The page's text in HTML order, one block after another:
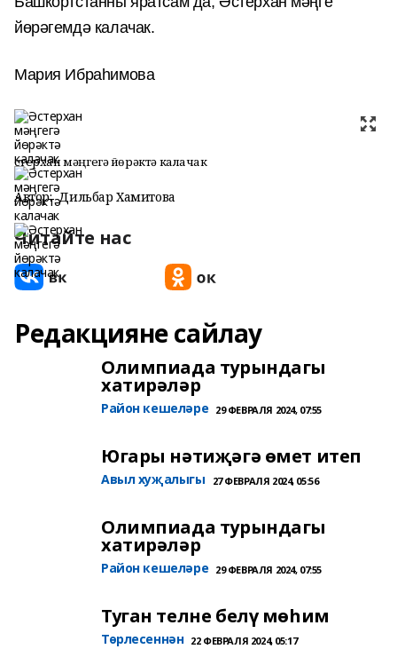
йөрәгемдә калачак.
Мария Ибраһимова
Әстерхан мәңгегә йөрәктә калачак
Автор: Дильбар Хамитова
Читайте нас
Редакцияне сайлау
Олимпиада турындагы
хатирәләр
Район кешеләре 29 ФЕВРАЛЯ 2024, 07:55
Югары нәтиҗәгә өмет итеп
Авыл хуҗалыгы 27 ФЕВРАЛЯ 2024, 05:56
Олимпиада турындагы
хатирәләр
Район кешеләре 29 ФЕВРАЛЯ 2024, 07:55
Туган телне белү мөһим
Төрлесеннән 22 ФЕВРАЛЯ 2024, 05:17